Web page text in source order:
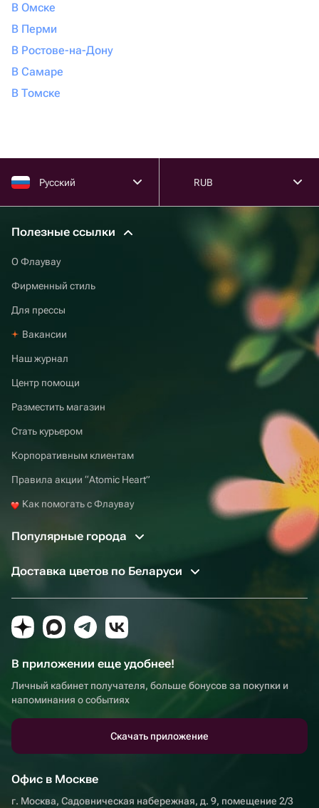
В Омске
В Перми
В Ростове-на-Дону
В Самаре
В Томске
Русский RUB
Полезные ссылки
О Флаувау
Фирменный стиль
Для прессы
Вакансии
Наш журнал
Центр помощи
Разместить магазин
Стать курьером
Корпоративным клиентам
Правила акции “Atomic Heart”
Как помогать с Флаувау
Популярные города
Доставка цветов по Беларуси
В приложении еще удобнее!
Личный кабинет получателя, больше бонусов за покупки и
напоминания о событиях
Скачать приложение
Офис в Москве
г. Москва, Садовническая набережная, д. 9, помещение 2/3